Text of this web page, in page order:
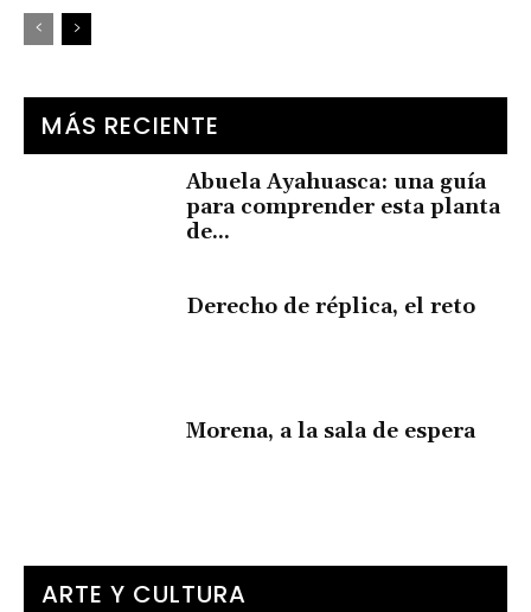
MÁS RECIENTE
Abuela Ayahuasca: una guía
para comprender esta planta
de...
Derecho de réplica, el reto
Morena, a la sala de espera
ARTE Y CULTURA